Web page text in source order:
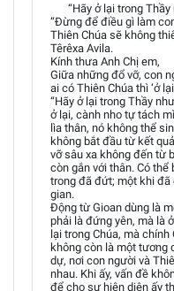
“Hãy ở lại trong
“Đừng để điều gì làm
Thiên Chúa sẽ không
Têrêxa Avila.
Kính thưa Anh Chị em,
Giữa những đổ vỡ, con
ai có Thiên Chúa thì ‘ở
“Hãy ở lại trong Thầy
ở lại, cành nho tự tách
lìa thân, nó không thể
không bắt đầu từ kết
vỡ sâu xa không đến từ
còn gắn với thân. Có
trong đã đứt; một khi
gian.
Động từ Gioan dùng là
phải là đứng yên, mà là
lại trong Chúa, mà
không còn là một tương
dự, nơi con người và
nhau. Khi ấy, vấn đề
để cho sự hiện diện ấy